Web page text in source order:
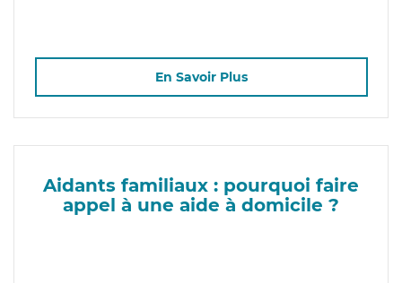
En Savoir Plus
Aidants familiaux : pourquoi faire
appel à une aide à domicile ?